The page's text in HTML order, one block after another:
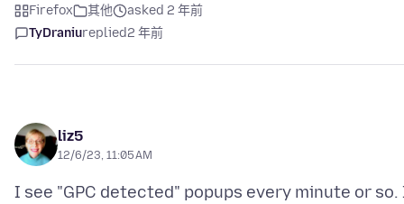
Firefox 其他
asked 2 年前
TyDraniureplied2 年前
liz5
12/6/23, 11:05 AM
I see "GPC detected" popups every minute or so.